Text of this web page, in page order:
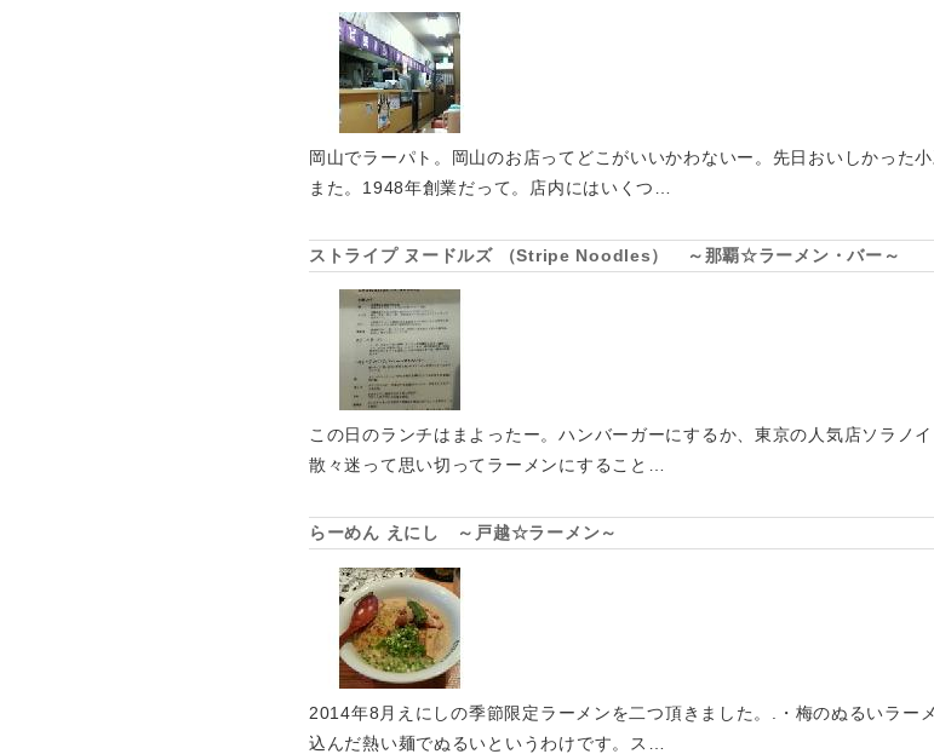
岡山でラーパト。岡山のお店ってどこがいいかわないー。先日おいしかった
また。1948年創業だって。店内にはいくつ…
ストライプ ヌードルズ （Stripe Noodles） ～那覇☆ラーメン・バー～
この日のランチはまよったー。ハンバーガーにするか、東京の人気店ソラノ
散々迷って思い切ってラーメンにすること…
らーめん えにし ～戸越☆ラーメン～
2014年8月えにしの季節限定ラーメンを二つ頂きました。.・梅のぬるいラ
込んだ熱い麺でぬるいというわけです。ス…